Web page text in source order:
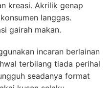
kreasi. Akrilik genap
langgas.
gairah makan.
incaran berlainan
terbilang tiada perihal
seadanya format